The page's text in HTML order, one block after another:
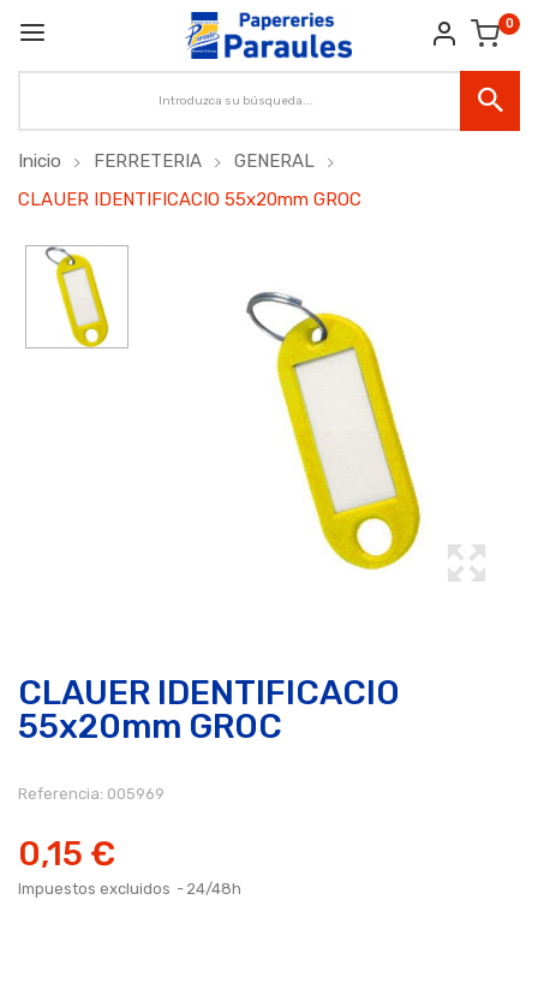
0
Inicio FERRETERIA
GENERAL
CLAUER IDENTIFICACIO 55x20mm GROC
CLAUER IDENTIFICACIO
55x20mm GROC
Referencia: 005969
0,15 €
Impuestos excluidos 24/48h